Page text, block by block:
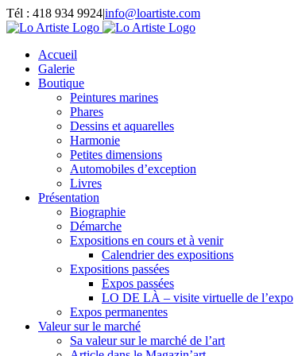
Passer
au
Tél : 418 934 9924|info@loartiste.com
Facebook
Instagram
Email
Pinterest
YouTube
Accueil
Galerie
Boutique
Peintures marines
Phares
Dessins et aquarelles
Harmonie
Petites dimensions
Automobiles d’exception
Livres
Présentation
Biographie
Démarche
Expositions en cours et à venir
Calendrier des expositions
Expositions passées
Expos passées
LO DE LÀ – visite virtuelle de l’expo
Expos permanentes
Valeur sur le marché
Sa valeur sur le marché de l’art